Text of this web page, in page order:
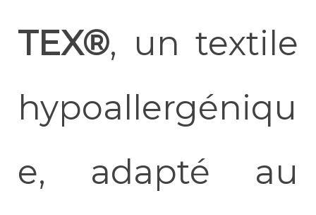
TEX®, un textile
hypoallergéniqu
e, adapté au